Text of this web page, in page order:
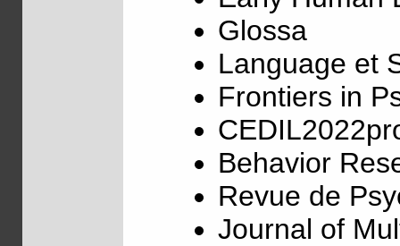
Glossa
Language et
Frontiers in
Behavior
Revue de
Journal of